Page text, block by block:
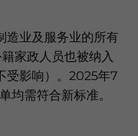
造业及服务业的所有
家政人员也被纳入
受影响）。2025年7
均需符合新标准。